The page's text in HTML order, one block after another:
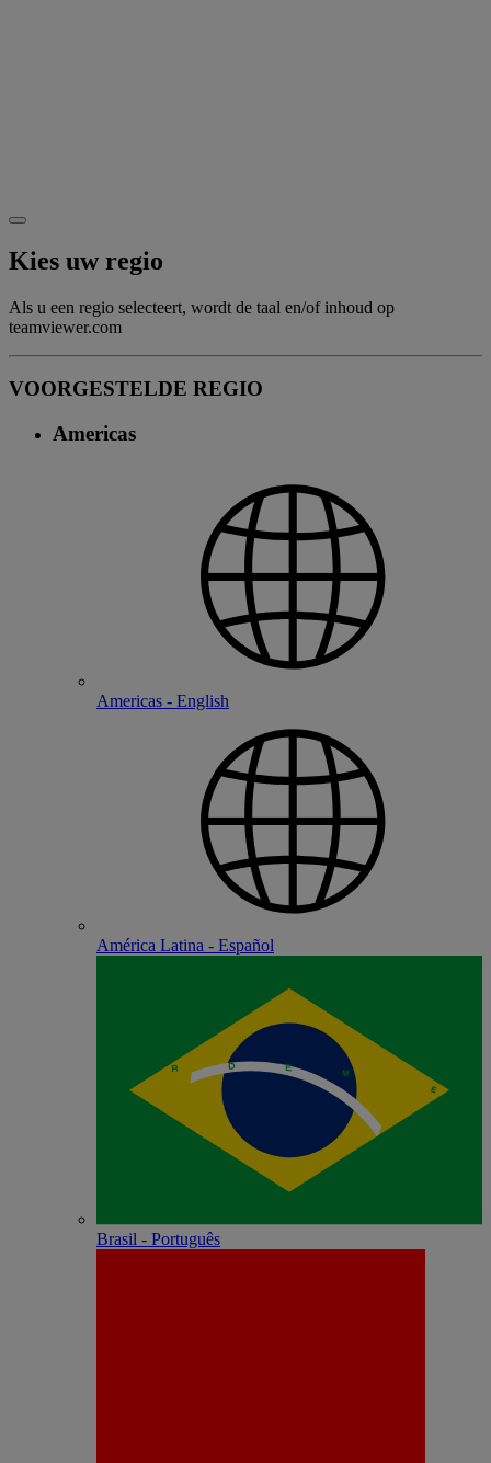
Kies uw regio
Als u een regio selecteert, wordt de taal en/of inhoud op
teamviewer.com
VOORGESTELDE REGIO
Americas
Americas - English
América Latina - Español
Brasil - Português